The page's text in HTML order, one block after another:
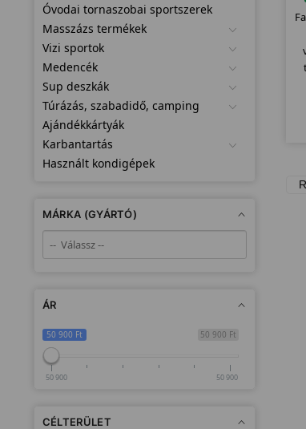
Óvodai tornaszobai sportszerek
Masszázs termékek
Vizi sportok
Medencék
Sup deszkák
Túrázás, szabadidő, camping
Ajándékkártyák
Karbantartás
Használt kondigépek
MÁRKA (GYÁRTÓ)
ÁR
50 900 Ft
50 900 Ft
50 900 50 900
CÉLTERÜLET